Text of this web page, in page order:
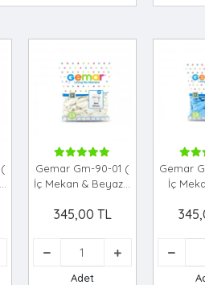
Gemar Gm-90-01 (
İç Mekan & Beyaz )
& 100pcs )*1x100
345,00 TL
Adet
Gemar
İç
26cm